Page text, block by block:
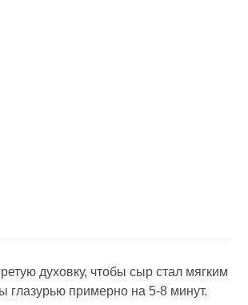
духовку, чтобы сыр стал мягким
глазурью примерно на 5-8 минут.